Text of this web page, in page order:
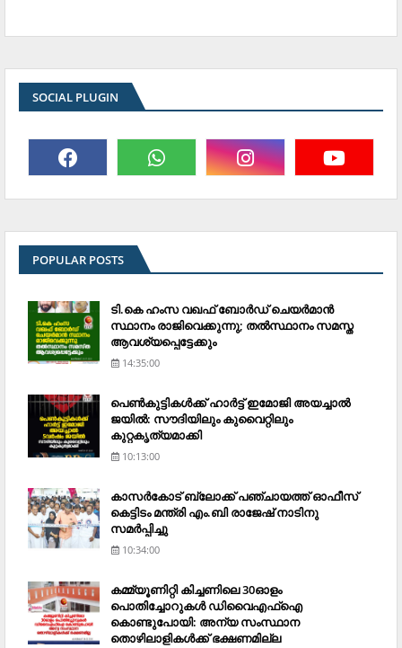
SOCIAL PLUGIN
POPULAR POSTS
ടി.കെ ഹംസ വഖഫ് ബോര്‍ഡ് ചെയര്‍മാന്‍
സ്ഥാനം രാജിവെക്കുന്നു; തല്‍സ്ഥാനം സമസ്ത
ആവശ്യപ്പെട്ടേക്കും
14:35:00
പെണ്‍കുട്ടികള്‍ക്ക് ഹാര്‍ട്ട് ഇമോജി അയച്ചാല്‍
ജയില്‍: സൗദിയിലും കുവൈറ്റിലും
കുറ്റകൃത്യമാക്കി
10:13:00
കാസര്‍കോട് ബ്ലോക്ക് പഞ്ചായത്ത് ഓഫീസ്
കെട്ടിടം മന്ത്രി എം.ബി രാജേഷ് നാടിനു
സമര്‍പ്പിച്ചു
10:34:00
കമ്മ്യൂണിറ്റി കിച്ചണിലെ 30ഓളം
പൊതിച്ചോറുകള്‍ ഡിവൈഎഫ്‌ഐ
കൊണ്ടുപോയി: അന്യ സംസ്ഥാന
തൊഴിലാളികള്‍ക്ക് ഭക്ഷണമില്ല